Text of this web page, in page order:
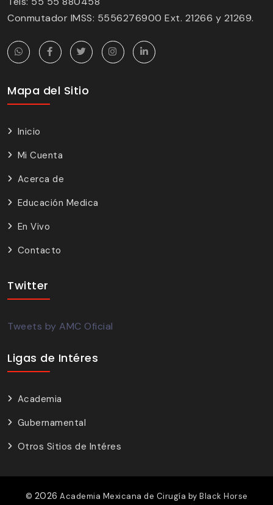
Conmutador IMSS: 5556276900 Ext. 21266 y 21269.
Mapa del Sitio
Inicio
Mi Cuenta
Acerca de
Educación Medica
En Vivo
Contacto
Twitter
Tweets by AMC Oficial
Ligas de Intéres
Academia
Gubernamental
Otros Sitios de Intéres
© 2026 Academia Mexicana de Cirugía by Black Horse